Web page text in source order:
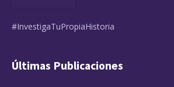
#InvestigaTuPropiaHistoria
Últimas Publicaciones